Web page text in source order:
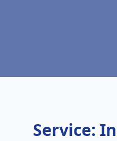
Service: